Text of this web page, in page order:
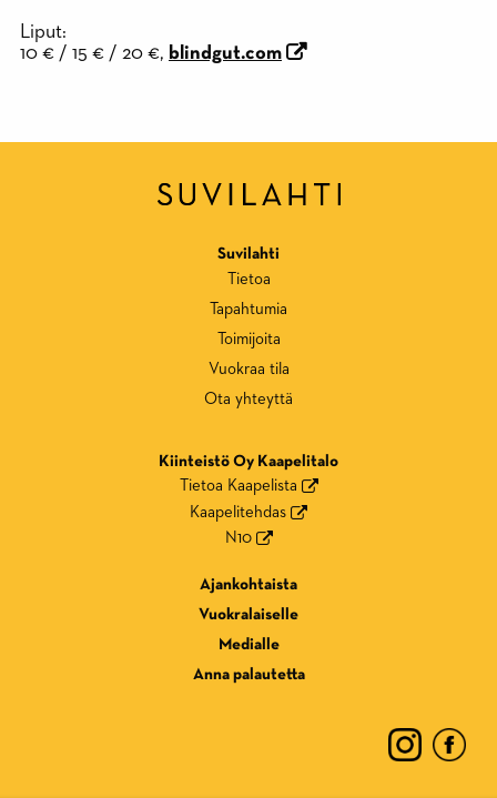
Liput:
10 € / 15 € / 20 €, blindgut.com
Suvilahti
Tietoa
Tapahtumia
Toimijoita
Vuokraa tila
Ota yhteyttä
Kiinteistö Oy Kaapelitalo
Tietoa Kaapelista
Kaapelitehdas
N10
Ajankohtaista
Vuokralaiselle
Medialle
Anna palautetta